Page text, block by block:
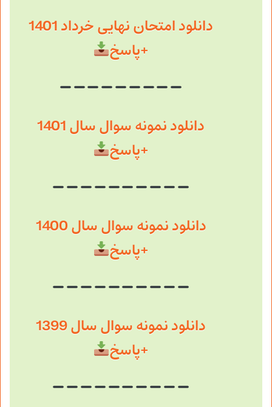
دانلود امتحان نهایی خرداد 1401
+پاسخ
دانلود نمونه سوال سال 1401
+پاسخ
دانلود نمونه سوال سال 1400
+پاسخ
دانلود نمونه سوال سال 1399
+پاسخ